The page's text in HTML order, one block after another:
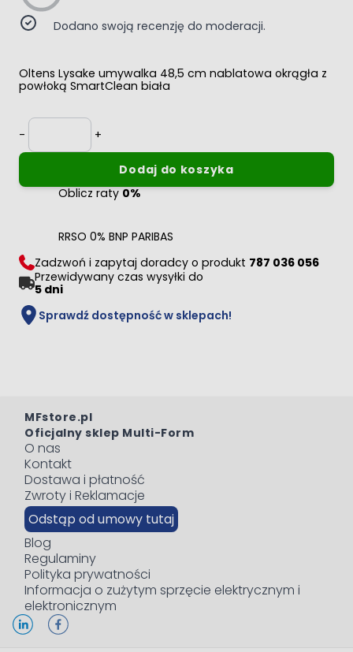
Dodano swoją recenzję do moderacji.
Oltens Lysake umywalka 48,5 cm nablatowa okrągła z
powłoką SmartClean biała
-
Ilość
+
Dodaj do koszyka
Oblicz raty0%
RRSO 0% BNP PARIBAS
Zadzwoń i zapytaj doradcy o produkt 787 036 056
Przewidywany czas wysyłki do
5 dni
Sprawdź dostępność w sklepach!
MFstore.pl
Oficjalny sklep Multi-Form
O nas
Kontakt
Dostawa i płatność
Zwroty i Reklamacje
Odstąp od umowy tutaj
Blog
Regulaminy
Polityka prywatności
Informacja o zużytym sprzęcie elektrycznym i
elektronicznym